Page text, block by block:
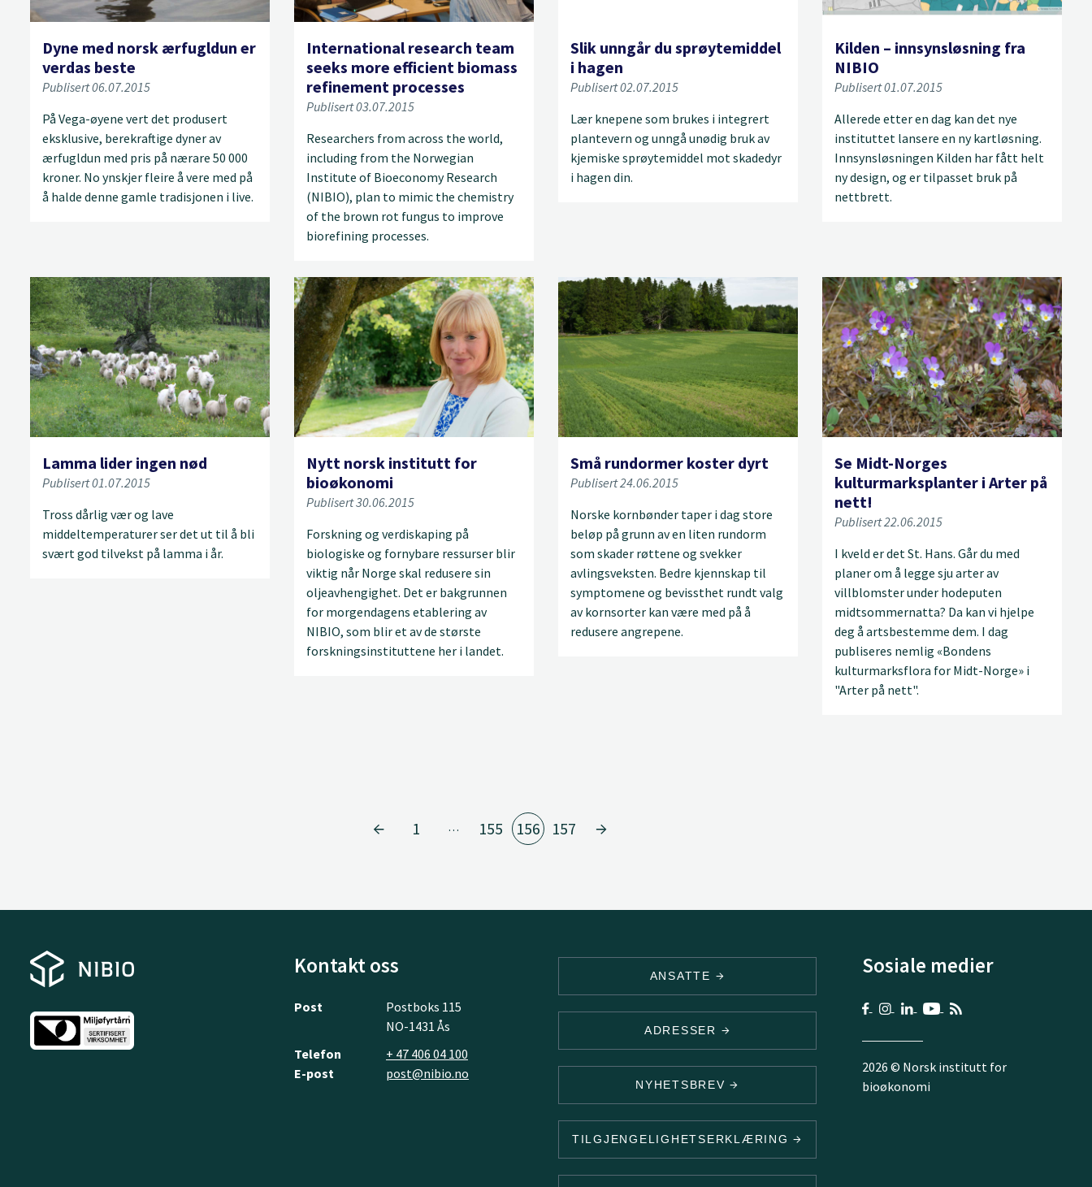
Dyne med norsk ærfugldun er
verdas beste
Publisert 06.07.2015
På Vega-øyene vert det produsert
eksklusive, berekraftige dyner av
ærfugldun med pris på nærare 50 000
kroner. No ynskjer fleire å vere med på
å halde denne gamle tradisjonen i live.
International research team
seeks more efficient biomass
refinement processes
Publisert 03.07.2015
Researchers from across the world,
including from the Norwegian
Institute of Bioeconomy Research
(NIBIO), plan to mimic the chemistry
of the brown rot fungus to improve
biorefining processes.
Slik unngår du sprøytemiddel
i hagen
Publisert 02.07.2015
Lær knepene som brukes i integrert
plantevern og unngå unødig bruk av
kjemiske sprøytemiddel mot skadedyr
i hagen din.
Kilden – innsynsløsning fra
NIBIO
Publisert 01.07.2015
Allerede etter en dag kan det nye
instituttet lansere en ny kartløsning.
Innsynsløsningen Kilden har fått helt
ny design, og er tilpasset bruk på
nettbrett.
Lamma lider ingen nød
Publisert 01.07.2015
Tross dårlig vær og lave
middeltemperaturer ser det ut til å bli
svært god tilvekst på lamma i år.
Nytt norsk institutt for
bioøkonomi
Publisert 30.06.2015
Forskning og verdiskaping på
biologiske og fornybare ressurser blir
viktig når Norge skal redusere sin
oljeavhengighet. Det er bakgrunnen
for morgendagens etablering av
NIBIO, som blir et av de største
forskningsinstituttene her i landet.
Små rundormer koster dyrt
Publisert 24.06.2015
Norske kornbønder taper i dag store
beløp på grunn av en liten rundorm
som skader røttene og svekker
avlingsveksten. Bedre kjennskap til
symptomene og bevissthet rundt valg
av kornsorter kan være med på å
redusere angrepene.
Se Midt-Norges
kulturmarksplanter i Arter på
nett!
Publisert 22.06.2015
I kveld er det St. Hans. Går du med
planer om å legge sju arter av
villblomster under hodeputen
midtsommernatta? Da kan vi hjelpe
deg å artsbestemme dem. I dag
publiseres nemlig «Bondens
kulturmarksflora for Midt-Norge» i
"Arter på nett".
1 … 155 156 157
Kontakt oss
Post
Postboks 115
NO-1431 Ås
Telefon
+ 47 406 04 100
E-post
post@nibio.no
ANSATTE
ADRESSER
NYHETSBREV
TILGJENGELIGHETSERKLÆRING
Sosiale medier
2026 © Norsk institutt for
bioøkonomi